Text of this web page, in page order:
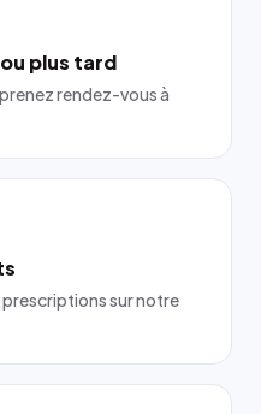
plus tard
rendez-vous à
sur notre